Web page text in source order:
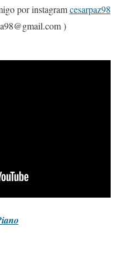
por instagramcesarpaz98
)